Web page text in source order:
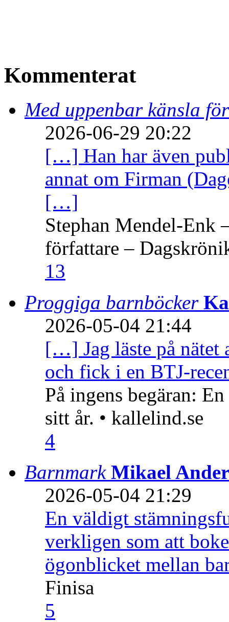
Kommenterat
Med uppenbar känsla
2026-06-29 20:22
[…] Han har även
annat om Firman
[…]
Stephan Mendel-Enk
författare –
13
Proggiga barnböcker
2026-05-04 21:44
[…] Jag läste på nätet
och fick i en BTJ-
På ingens begäran:
sitt år. • kallelind.se
4
Barnmark Mikael
2026-05-04 21:29
En väldigt
verkligen som att
ögonblicket mellan
Finisa
5